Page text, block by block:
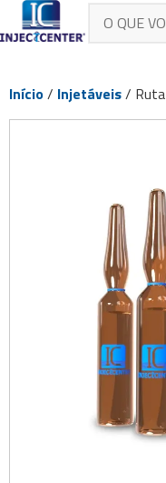
Início/ Injetáveis/